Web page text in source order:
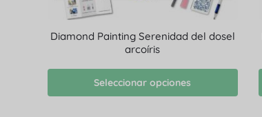
Diamond Painting Serenidad del dosel
arcoíris
Seleccionar opciones